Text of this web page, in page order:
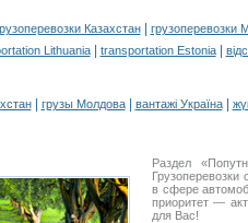
Казахстан|
грузоперевозки
Lithuania| transportation Estonia|
| грузы Молдова| вантажі Україна|
Раздел
в сфере
приоритет —
для Вас!